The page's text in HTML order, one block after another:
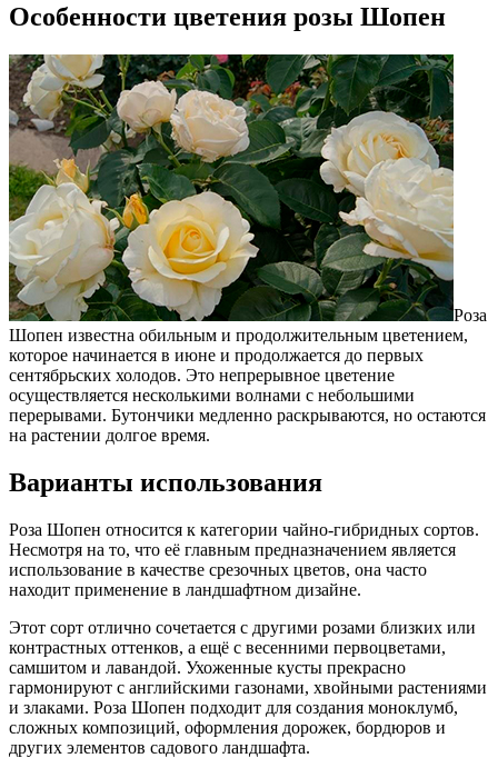
Особенности цветения розы Шопен
Роза
Шопен известна обильным и продолжительным цветением,
которое начинается в июне и продолжается до первых
сентябрьских холодов. Это непрерывное цветение
осуществляется несколькими волнами с небольшими
перерывами. Бутончики медленно раскрываются, но остаются
на растении долгое время.
Варианты использования
Роза Шопен относится к категории чайно-гибридных сортов.
Несмотря на то, что её главным предназначением является
использование в качестве срезочных цветов, она часто
находит применение в ландшафтном дизайне.
Этот сорт отлично сочетается с другими розами близких или
контрастных оттенков, а ещё с весенними первоцветами,
самшитом и лавандой. Ухоженные кусты прекрасно
гармонируют с английскими газонами, хвойными растениями
и злаками. Роза Шопен подходит для создания моноклумб,
сложных композиций, оформления дорожек, бордюров и
других элементов садового ландшафта.